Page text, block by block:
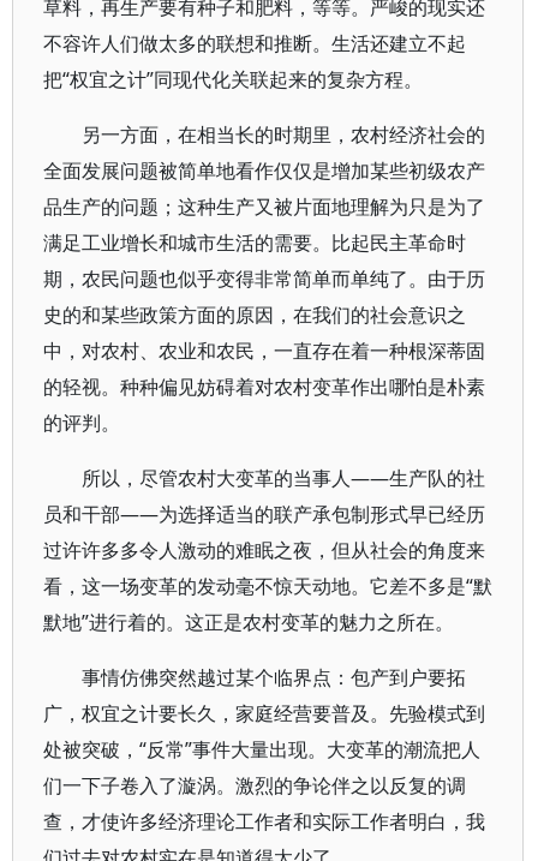
草料，再生产要有种子和肥料，等等。严峻的现实还
不容许人们做太多的联想和推断。生活还建立不起
把“权宜之计”同现代化关联起来的复杂方程。
另一方面，在相当长的时期里，农村经济社会的
全面发展问题被简单地看作仅仅是增加某些初级农产
品生产的问题；这种生产又被片面地理解为只是为了
满足工业增长和城市生活的需要。比起民主革命时
期，农民问题也似乎变得非常简单而单纯了。由于历
史的和某些政策方面的原因，在我们的社会意识之
中，对农村、农业和农民，一直存在着一种根深蒂固
的轻视。种种偏见妨碍着对农村变革作出哪怕是朴素
的评判。
所以，尽管农村大变革的当事人——生产队的社
员和干部——为选择适当的联产承包制形式早已经历
过许许多多令人激动的难眠之夜，但从社会的角度来
看，这一场变革的发动毫不惊天动地。它差不多是“默
默地”进行着的。这正是农村变革的魅力之所在。
事情仿佛突然越过某个临界点：包产到户要拓
广，权宜之计要长久，家庭经营要普及。先验模式到
处被突破，“反常”事件大量出现。大变革的潮流把人
们一下子卷入了漩涡。激烈的争论伴之以反复的调
查，才使许多经济理论工作者和实际工作者明白，我